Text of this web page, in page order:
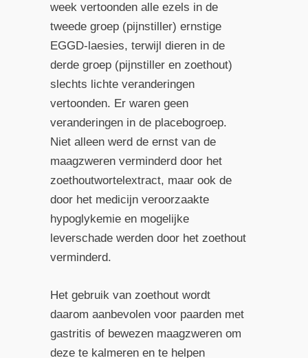
week vertoonden alle ezels in de
tweede groep (pijnstiller) ernstige
EGGD-laesies, terwijl dieren in de
derde groep (pijnstiller en zoethout)
slechts lichte veranderingen
vertoonden. Er waren geen
veranderingen in de placebogroep.
Niet alleen werd de ernst van de
maagzweren verminderd door het
zoethoutwortelextract, maar ook de
door het medicijn veroorzaakte
hypoglykemie en mogelijke
leverschade werden door het zoethout
verminderd.
Het gebruik van zoethout wordt
daarom aanbevolen voor paarden met
gastritis of bewezen maagzweren om
deze te kalmeren en te helpen